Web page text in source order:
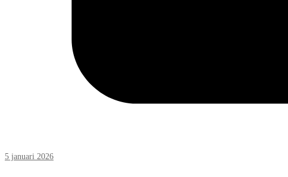
5 januari 2026